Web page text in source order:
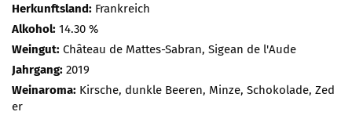
Herkunftsland: Frankreich
Alkohol: 14.30 %
Weingut: Château de Mattes-Sabran, Sigean de l'Aude
Jahrgang: 2019
Weinaroma: Kirsche, dunkle Beeren, Minze, Schokolade, Zed
er